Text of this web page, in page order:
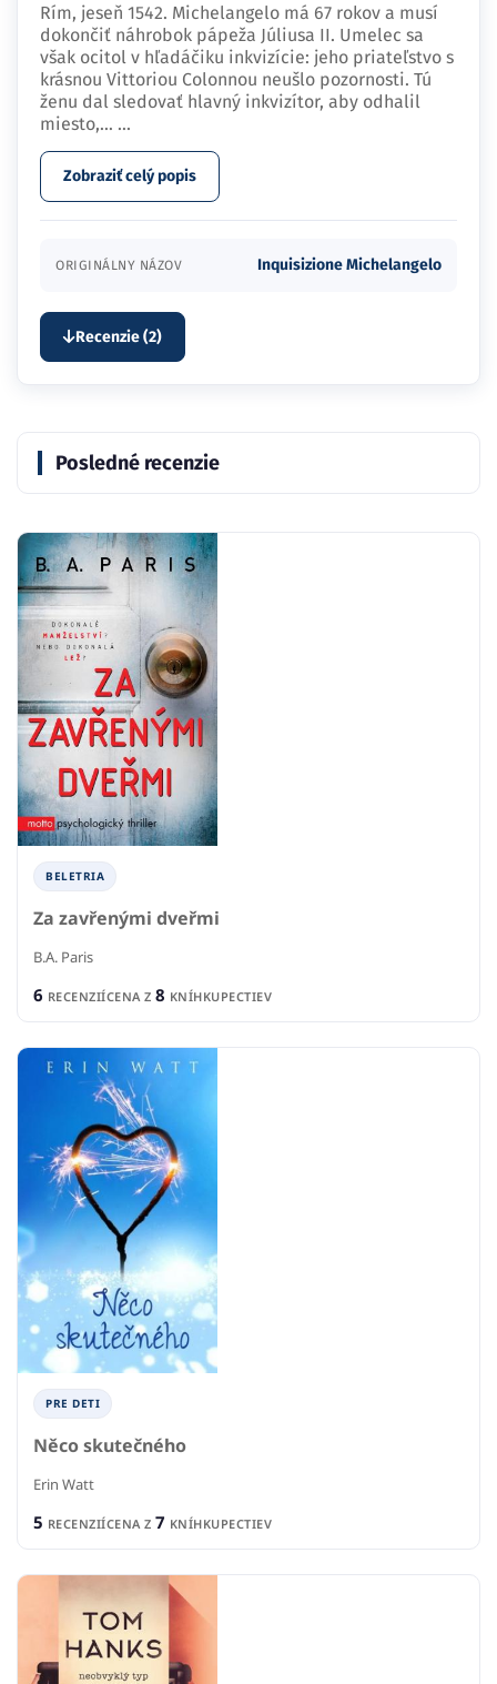
Rím, jeseň 1542. Michelangelo má 67 rokov a musí
dokončiť náhrobok pápeža Júliusa II. Umelec sa
však ocitol v hľadáčiku inkvizície: jeho priateľstvo s
krásnou Vittoriou Colonnou neušlo pozornosti. Tú
ženu dal sledovať hlavný inkvizítor, aby odhalil
miesto,… ...
Zobraziť celý popis
ORIGINÁLNY NÁZOV Inquisizione Michelangelo
Recenzie (2)
Posledné recenzie
BELETRIA
Za zavřenými dveřmi
B.A. Paris
6 RECENZIÍCENA Z 8 KNÍHKUPECTIEV
PRE DETI
Něco skutečného
Erin Watt
5 RECENZIÍCENA Z 7 KNÍHKUPECTIEV